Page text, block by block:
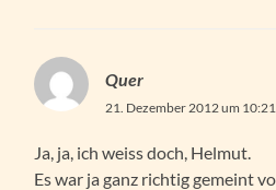
Quer
21. Dezember 2012 um
Ja, ja, ich weiss doch, Helmut.
Es war ja ganz richtig gemeint